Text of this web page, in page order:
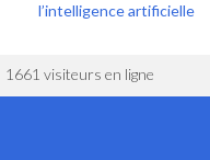
l’intelligence artificielle
1661 visiteurs en ligne